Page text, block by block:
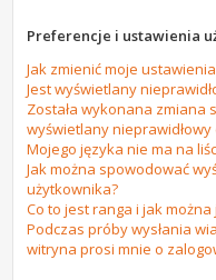
Preferencje i ustawienia
Jak zmienić moje
Jest wyświetlany
Została wykonana zmiana
wyświetlany nieprawidłowy
Mojego języka nie ma na
Jak można spowodować
użytkownika?
Co to jest ranga i jak można
Podczas próby wysłania
witryna prosi mnie o